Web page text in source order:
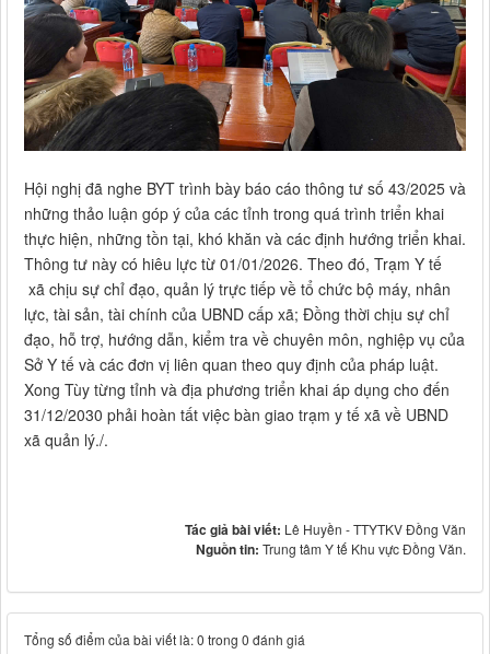
Hội nghị đã nghe BYT trình bày báo cáo thông tư số 43/2025 và
những thảo luận góp ý của các tỉnh trong quá trình triển khai
thực hiện, những tồn tại, khó khăn và các định hướng triển khai.
Thông tư này có hiêu lực từ 01/01/2026. Theo đó, Trạm Y tế
xã chịu sự chỉ đạo, quản lý trực tiếp về tổ chức bộ máy, nhân
lực, tài sản, tài chính của UBND cấp xã; Đồng thời chịu sự chỉ
đạo, hỗ trợ, hướng dẫn, kiểm tra về chuyên môn, nghiệp vụ của
Sở Y tế và các đơn vị liên quan theo quy định của pháp luật.
Xong Tùy từng tỉnh và địa phương triển khai áp dụng cho đến
31/12/2030 phải hoàn tất việc bàn giao trạm y tế xã về UBND
xã quản lý./.
Tác giả bài viết: Lê Huyền - TTYTKV Đồng Văn
Nguồn tin: Trung tâm Y tế Khu vực Đồng Văn.
Tổng số điểm của bài viết là: 0 trong 0 đánh giá